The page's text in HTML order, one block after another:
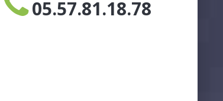
05.57.81.18.78